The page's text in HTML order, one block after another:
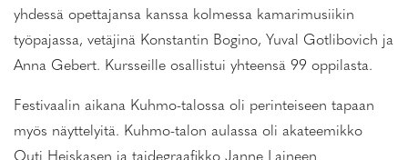
yhdessä opettajansa kanssa kolmessa kamarimusiikin
työpajassa, vetäjinä Konstantin Bogino, Yuval Gotlibovich ja
Anna Gebert. Kursseille osallistui yhteensä 99 oppilasta.
Festivaalin aikana Kuhmo-talossa oli perinteiseen tapaan
myös näyttelyitä. Kuhmo-talon aulassa oli akateemikko